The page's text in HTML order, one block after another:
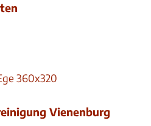
Vienenburg